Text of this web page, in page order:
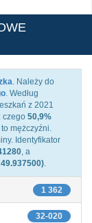
. Należy do
. Według
z 2021
czego 50,9%
mężczyźni.
Identyfikator
, a
.
1 362
32-020